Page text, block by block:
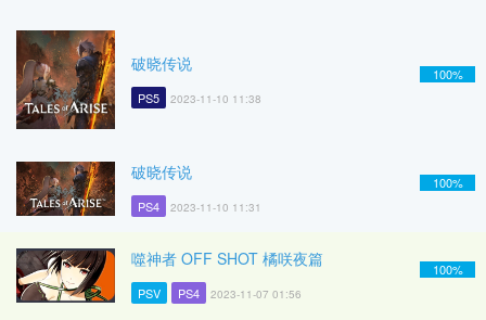
破晓传说
PS5 2023-11-10 11:38
100%
破晓传说
PS4 2023-11-10 11:31
100%
噬神者 OFF SHOT 橘咲夜篇
PSV PS4 2023-11-07 01:56
100%